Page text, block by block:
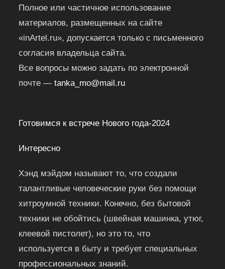
Полное или частичное использование
материалов, размещенных на сайте
«inArtel.ru», допускается только с письменного
согласия владельца сайта.
Все вопросы можно задать по электронной
почте —tanka_mo@mail.ru
Готовимся к встрече Нового года-2024
Интересно
Хэнд мэйдом называют то, что создали
талантливые человеческие руки без помощи
хитроумной техники. Конечно, без бытовой
техники не обойтись (швейная машинка, утюг,
клеевой пистолет), но это то, что
используется в быту и требует специальных
профессиональных знаний.